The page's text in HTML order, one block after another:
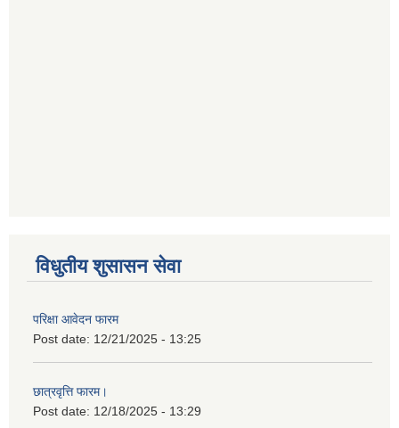
विधुतीय शुसासन सेवा
परिक्षा आवेदन फारम
Post date: 12/21/2025 - 13:25
छात्रवृत्ति फारम।
Post date: 12/18/2025 - 13:29